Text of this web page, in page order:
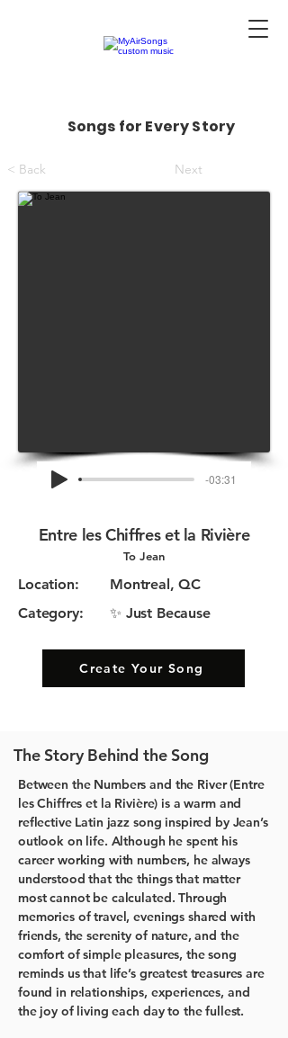
Songs for Every Story
< Back Next
-03:31
Entre les Chiffres et la Rivière
To Jean
Location:
Category:
Montreal, QC
✨ Just Because
Create Your Song
The Story Behind the Song
Between the Numbers and the River (Entre
les Chiffres et la Rivière) is a warm and
reflective Latin jazz song inspired by Jean’s
outlook on life. Although he spent his
career working with numbers, he always
understood that the things that matter
most cannot be calculated. Through
memories of travel, evenings shared with
friends, the serenity of nature, and the
comfort of simple pleasures, the song
reminds us that life’s greatest treasures are
found in relationships, experiences, and
the joy of living each day to the fullest.